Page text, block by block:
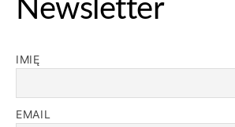
Newsletter
IMIĘ
EMAIL